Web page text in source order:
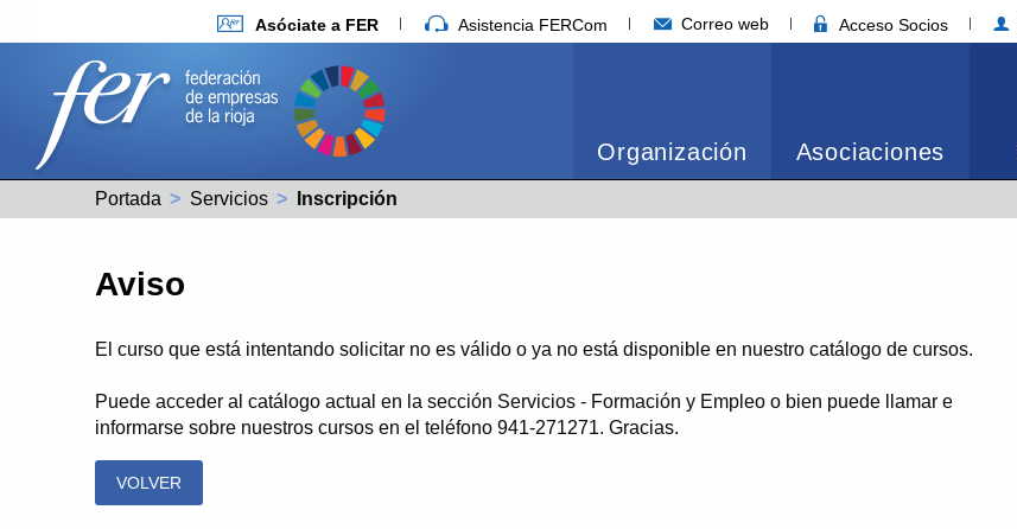
Asóciate a FER Asistencia FERCom Correo web Acceso Socios
Organización Asociaciones
Portada Servicios Actual:
Inscripción
Aviso
El curso que está intentando solicitar no es válido o ya no está disponible en nuestro catálogo de cursos.
Puede acceder al catálogo actual en la sección Servicios - Formación y Empleo o bien puede llamar e
informarse sobre nuestros cursos en el teléfono 941-271271. Gracias.
VOLVER